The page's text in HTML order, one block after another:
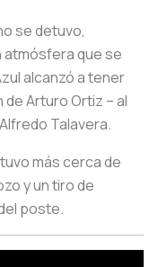
se detuvo,
atmósfera que se
alcanzó a tener
Arturo Ortiz – al
Talavera.
más cerca de
y un tiro de
poste.